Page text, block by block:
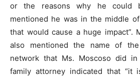
or the reasons why he could
mentioned he was in the middle
that would cause a huge impact”.
also mentioned the name of the
network that Ms. Moscoso did
family attorney indicated that “it